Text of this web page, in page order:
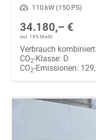
Leistung 110 kW (150 PS)
34.180,– €
incl. 19% MwSt.
Verbrauch kombiniert:
CO2-Klasse: D
CO2-Emissionen: